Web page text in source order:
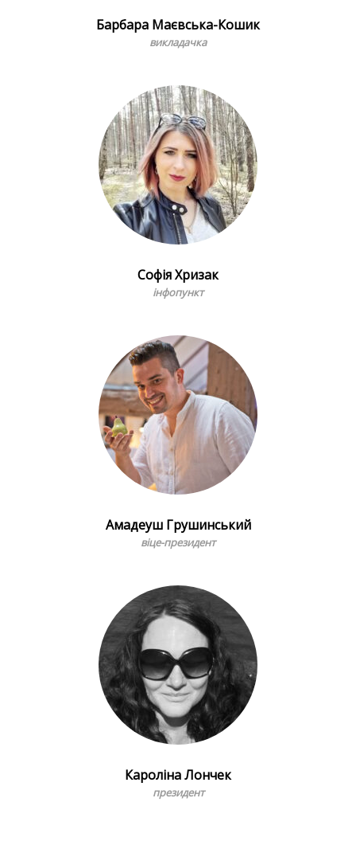
Барбара Маєвська-Кошик
викладачка
Софія Хризак
інфопункт
Амадеуш Грушинський
віце-президент
Кароліна Лончек
президент